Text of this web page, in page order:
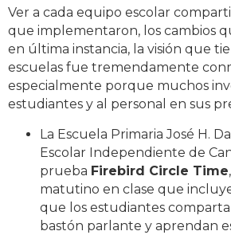
Ver a cada equipo escolar
que implementaron, los cambios
en última instancia, la visión que
escuelas fue tremendamente
especialmente porque muchos
estudiantes y al personal en sus
La Escuela Primaria José H.
Escolar Independiente de
prueba Firebird Circle Time
matutino en clase que
que los estudiantes
bastón parlante y aprendan